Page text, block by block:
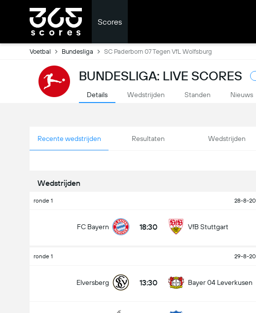
Scores
Voetbal Bundesliga SC Paderborn 07 Tegen VfL Wolfsburg
BUNDESLIGA: LIVE SCORES
Details Wedstrijden Standen Nieuws
Recente wedstrijden Resultaten Wedstrijden
Wedstrijden
ronde 1 28-8-
FC Bayern 18:30 VfB Stuttgart
ronde 1 29-8-
Elversberg 13:30 Bayer 04 Leverkusen